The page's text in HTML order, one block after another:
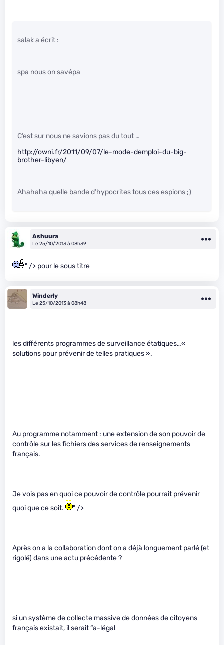
salak a écrit :
spa nous on savépa
C’est sur nous ne savions pas du tout …
http://owni.fr/2011/09/07/le-mode-demploi-du-big-
brother-libyen/
Ahahaha quelle bande d’hypocrites tous ces espions ;)
Ashuura
Le 25/10/2013 à 08h39
" /> pour le sous titre
Winderly
Le 25/10/2013 à 08h48
les différents programmes de surveillance étatiques…«
solutions pour prévenir de telles pratiques ».
Au programme notamment : une extension de son pouvoir de
contrôle sur les fichiers des services de renseignements
français.
Je vois pas en quoi ce pouvoir de contrôle pourrait prévenir
quoi que ce soit.
" />
Après on a la collaboration dont on a déjà longuement parlé (et
rigolé) dans une actu précédente ?
si un système de collecte massive de données de citoyens
français existait, il serait “a-légal